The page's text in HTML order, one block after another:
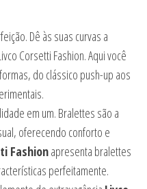
Dê às suas curvas a
Corsetti Fashion. Aqui você
do clássico push-up aos
em um. Bralettes são a
oferecendo conforto e
Fashionapresenta bralettes
perfeitamente.